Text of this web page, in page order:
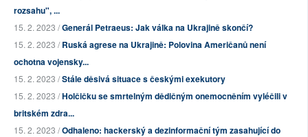
rozsahu", ...
15. 2. 2023 /Generál Petraeus: Jak válka na Ukrajině skončí?
15. 2. 2023 /Ruská agrese na Ukrajině: Polovina Američanů není
ochotna vojensky...
15. 2. 2023 /Stále děsivá situace s českými exekutory
15. 2. 2023 /Holčičku se smrtelným dědičným onemocněním vyléčili v
britském zdra...
15. 2. 2023 /Odhaleno: hackerský a dezinformační tým zasahující do